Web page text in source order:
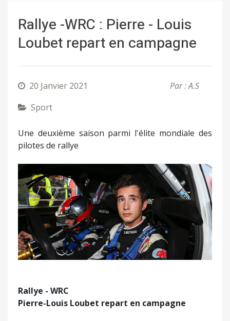
Rallye -WRC : Pierre - Louis
Loubet repart en campagne
20 Janvier 2021
Par : A.S
Sport
Une deuxième saison parmi l'élite mondiale des
pilotes de rallye
Rallye - WRC
Pierre-Louis Loubet repart en campagne